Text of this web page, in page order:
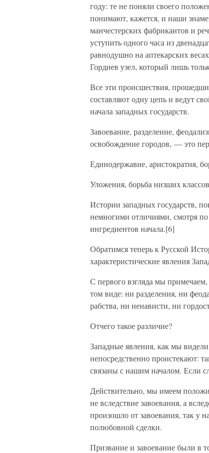
году: те не поняли своего
понимают, кажется, и наши
манчестерских фабрикантов и
уступить одного часа из
равнодушно на аптекарских
Гордиев узел, который лишь
Все эти происшествия,
составляют одну цепь и ведут
начала западных государств.
Завоевание, разделение,
освобождение городов, — это
Единодержавие, аристократия,
Уложения, борьба низших
Истории западных государств,
немногими отличиями, смотря
ингредиентов начала.[6]
Обратимся теперь к Русской
характеристические явления
С первого взгляда мы
том виде: ни разделения, ни
рабства, ни ненависти, ни
Отчего такое различие?
Западные явления, как мы
непосредственно проистекают:
связаны с нашим началом. Если
Действительно, мы имеем
не вследствие завоевания, а
произошло от завоевания, так у
полюбовной сделки.
Призвание и завоевание были в